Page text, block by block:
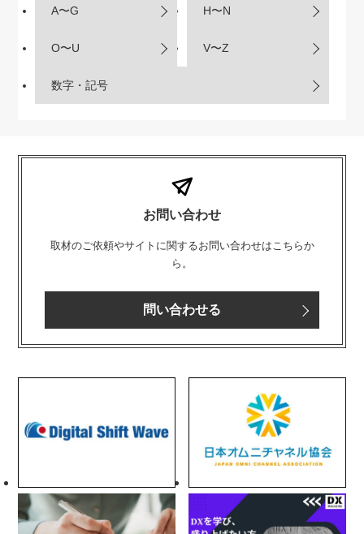
A〜G H〜N
O〜U V〜Z
数字・記号
お問い合わせ
取材のご依頼やサイトに関するお問い合わせはこちらか
ら。
問い合わせる